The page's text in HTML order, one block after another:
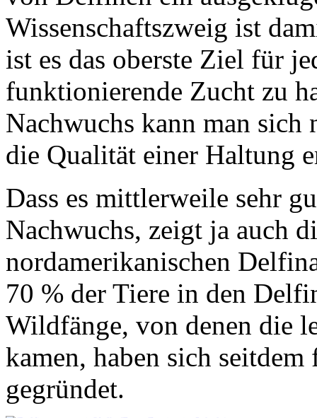
Wissenschaftszweig ist
ist es das oberste Ziel für
funktionierende Zucht zu
Nachwuchs kann man sich
die Qualität einer Haltung
Dass es mittlerweile sehr
Nachwuchs, zeigt ja auch
nordamerikanischen
70 % der Tiere in den
Wildfänge, von denen die
kamen, haben sich
gegründet.